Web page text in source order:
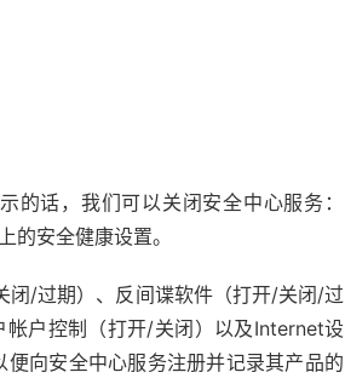
话，我们可以关闭安全中心服务：
安全健康设置。
/过期）、反间谍软件（打开/关闭/过
户控制（打开/关闭）以及Internet设
向安全中心服务注册并记录其产品的